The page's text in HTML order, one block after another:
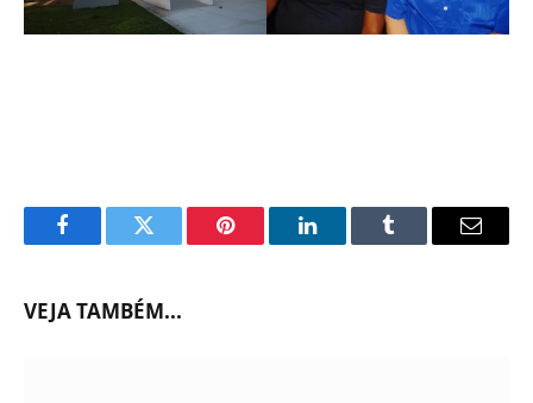
FacebookTwitter Pinterest LinkedInTumblr Email
VEJA TAMBÉM...